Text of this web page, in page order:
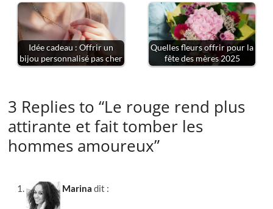
Idée cadeau : Offrir un
bijou personnalisé pas cher
Quelles fleurs offrir pour la
fête des mères 2025
3 Replies to “Le rouge rend plus
attirante et fait tomber les
hommes amoureux”
Marina dit :